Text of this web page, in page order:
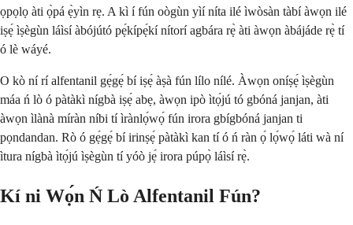
ọpọlọ àti ọ̀pá ẹ̀yìn rẹ. A kì í fún oògùn yìí níta ilé ìwòsàn tàbí àwọn ilé
iṣẹ́ ìṣègùn láìsí àbójútó pẹ́kípẹ́kí nítorí agbára rẹ̀ àti àwọn àbájáde rẹ̀ tí
ó lè wáyé.
O kò ní rí alfentanil gẹ́gẹ́ bí iṣẹ́ àṣà fún lílo nílé. Àwọn oníṣẹ́ ìṣègùn
máa ń lò ó pàtàkì nígbà iṣẹ́ abẹ, àwọn ipò ìtọ́jú tó gbóná janjan, àti
àwọn ìlànà míràn níbi tí ìrànlọ́wọ́ fún irora gbígbóná janjan ti
pọndandan. Rò ó gẹ́gẹ́ bí irinṣẹ́ pàtàkì kan tí ó ń ràn ọ́ lọ́wọ́ láti wà ní
ìtura nígbà ìtọ́jú ìṣègùn tí yóò jẹ́ irora púpọ̀ láìsí rẹ̀.
Kí ni Wọ́n Ń Lò Alfentanil Fún?